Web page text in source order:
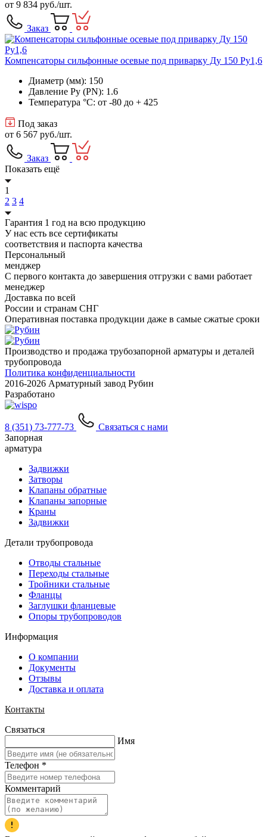
от 9 834 руб./шт.
Заказ
Компенсаторы сильфонные осевые под приварку Ду 150 Ру1,6
Диаметр (мм): 150
Давление Ру (PN): 1.6
Температура °C: от -80 до + 425
Под заказ
от 6 567 руб./шт.
Заказ
Показать ещё
1
2 3 4
Гарантия 1 год на всю продукцию
У нас есть все сертификаты
соответствия и паспорта качества
Персональный
менджер
С первого контакта до завершения отгрузки с вами работает
менеджер
Доставка по всей
России и странам СНГ
Оперативная поставка продукции даже в самые сжатые сроки
Производство и продажа трубозапорной арматуры и деталей
трубопровода
Политика конфиденциальности
2016-2026 Арматурный завод Рубин
Разработано
8 (351) 73-777-73
Связаться с нами
Запорная
арматура
Задвижки
Затворы
Клапаны обратные
Клапаны запорные
Краны
Задвижки
Детали трубопровода
Отводы стальные
Переходы стальные
Тройники стальные
Фланцы
Заглушки фланцевые
Опоры трубопроводов
Информация
О компании
Документы
Отзывы
Доставка и оплата
Контакты
Связаться
Имя
Телефон *
Комментарий